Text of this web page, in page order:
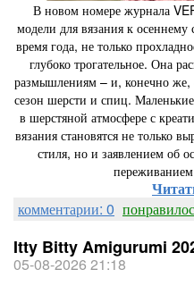
В новом номере журнала
модели для вязания к
время года, не только
глубоко трогательное. Она
размышлениям – и, конечно же,
сезон шерсти и спиц.
в шерстяной атмосфере с
вязания становятся не только
стиля, но и заявлением об
комментарии: 0
Itty Bitty Amigurumi
05-08-2026 21:18